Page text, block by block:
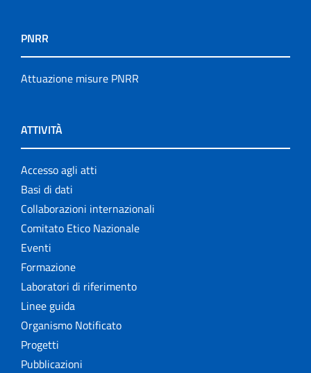
PNRR
Attuazione misure PNRR
ATTIVITÀ
Accesso agli atti
Basi di dati
Collaborazioni internazionali
Comitato Etico Nazionale
Eventi
Formazione
Laboratori di riferimento
Linee guida
Organismo Notificato
Progetti
Pubblicazioni